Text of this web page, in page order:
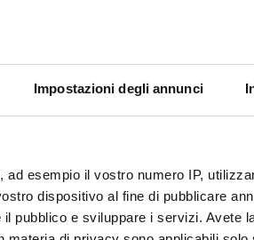
Impostazioni degli annunci
ad esempio il vostro numero IP,
dispositivo al fine di pubblicare
pubblico e sviluppare i servizi. Avete